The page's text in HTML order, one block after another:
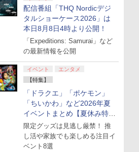
配信番組「THQ Nordicデジ
タルショーケース2026」は
本日8月8日4時より公開！
「Expeditions: Samurai」など
の最新情報を公開
イベント
エンタメ
【特集】
「ドラクエ」「ポケモン」
「ちいかわ」など2026年夏
イベントまとめ【夏休み特
集】
限定グッズは見逃し厳禁！ 推
し活や家族でも楽しめる注目イ
ベント8選